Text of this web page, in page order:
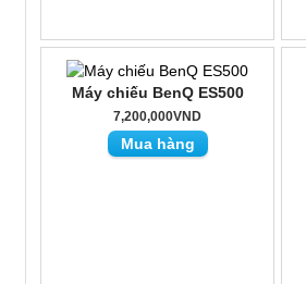
Máy chiếu BenQ ES500
7,200,000VND
Mua hàng